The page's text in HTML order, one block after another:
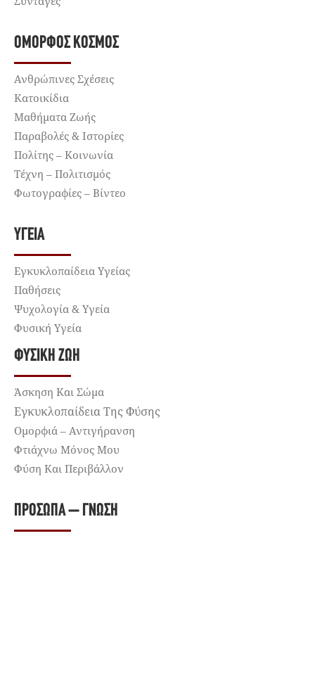
ΌΜΟΡΦΟΣ ΚΌΣΜΟΣ
Ανθρώπινες Σχέσεις
Κατοικίδια
Μαθήματα Ζωής
Παραβολές & Ιστορίες
Πολίτης – Κοινωνία
Τέχνη – Πολιτισμός
Φωτογραφίες – Βίντεο
ΥΓΕΊΑ
Εγκυκλοπαίδεια Υγείας
Παθήσεις
Ψυχολογία & Υγεία
Φυσική Υγεία
ΦΥΣΙΚΉ ΖΩΉ
Άσκηση Και Σώμα
Εγκυκλοπαίδεια Της Φύσης
Ομορφιά – Αντιγήρανση
Φτιάχνω Μόνος Μου
Φύση Και Περιβάλλον
ΠΡΌΣΩΠΑ – ΓΝΏΣΗ